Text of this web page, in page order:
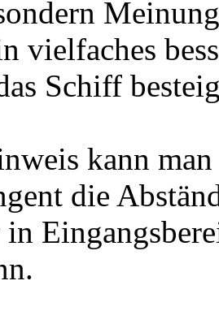
vielfaches
Schiff
kann
die